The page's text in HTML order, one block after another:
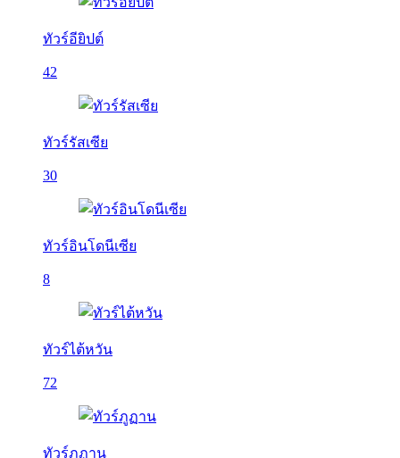
ทัวร์อียิปต์
42
ทัวร์รัสเซีย
30
ทัวร์อินโดนีเซีย
8
ทัวร์ไต้หวัน
72
ทัวร์ภูฏาน